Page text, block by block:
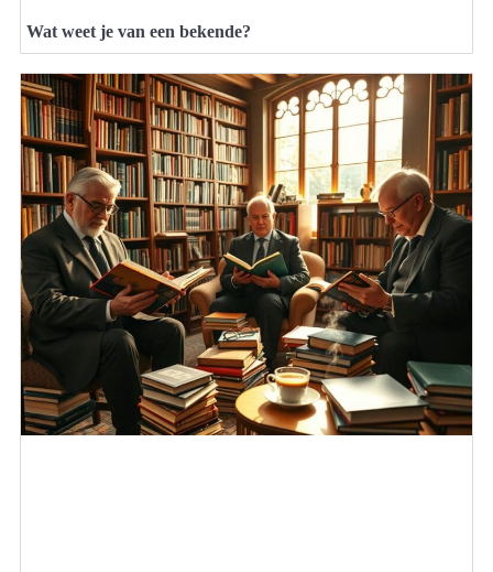
Wat weet je van een bekende?